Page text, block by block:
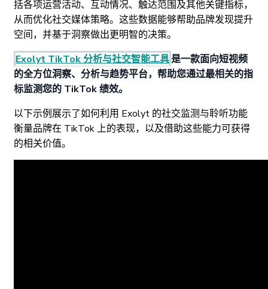
括各项运营活动、互动情况、触达范围及其他关键指标，
从而优化社交媒体策略。这些数据能够帮助品牌发现提升
空间，并基于洞察做出更明智的决策。
Exolyt TikTok 分析与社交智能工具是一款面向短视频
的全方位洞察、分析与趋势平台，帮助您通过最相关的指
标监测您的 TikTok 绩效。
以下示例展示了如何利用 Exolyt 的社交监测与聆听功能
衡量品牌在 TikTok 上的表现，以及借助这些能力可获得
的相关价值。